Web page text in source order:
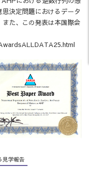
決定問題におけるデータ
た、この発表は本国際会
見学報告